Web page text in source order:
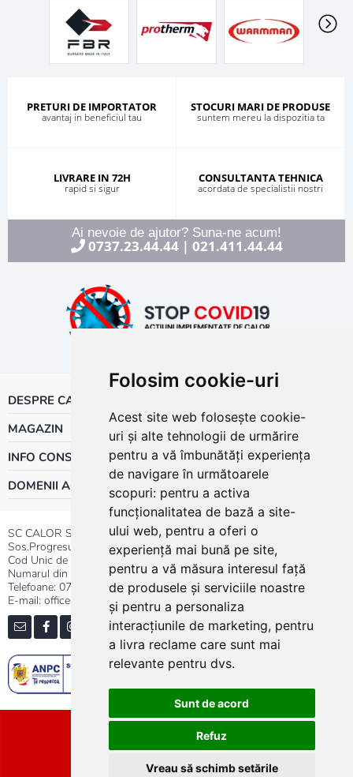
Folosim cookie-uri
Acest site web folosește cookie-
uri și alte tehnologii de urmărire
pentru a vă îmbunătăți experiența
de navigare în următoarele
scopuri: pentru a activa
funcționalitatea de bază a site-
ului web, pentru a oferi o
experiență mai bună pe site,
pentru a vă măsura interesul față
de produsele și serviciile noastre
și pentru a personaliza
interacțiunile de marketing, pentru
a livra reclame care sunt mai
relevante pentru dvs.
Sunt de acord
Refuz
Vreau să schimb setările
PRETURI DE IMPORTATOR
avantaj in beneficiul tau
STOCURI MARI DE PRODUSE
suntem mereu la dispozitia ta
LIVRARE IN 72H
rapid si sigur
CONSULTANTA TEHNICA
acordata de specialistii nostri
Ai nevoie de ajutor? Suna-ne acum!
0737.23.44.44| 021.411.44.44
DESPRE CALOR
MAGAZIN
INFO CONSUMATOR
DOMENII ACTIVITATE
SC CALOR SRL
Sos.Progresului nr.30-40, Sector 5, Bucuresti
Cod Unic de Inregistrare: RO 3004724
Numarul din Registrul Comertului:J40/13176/1991
Telefoane: 0737.23.44.44|021.411.44.44
E-mail: office@calor.ro